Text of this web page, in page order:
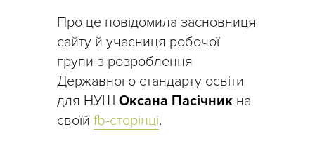
Про це повідомила засновниця
сайту й учасниця робочої
групи з розроблення
Державного стандарту освіти
для НУШ Оксана Пасічник на
своїй fb-сторінці.